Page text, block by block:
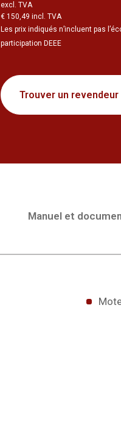
excl. TVA
€ 150,49 incl. TVA
Les prix indiqués n’incluent pas
participation DEEE
Trouver un revendeur
Manuel et